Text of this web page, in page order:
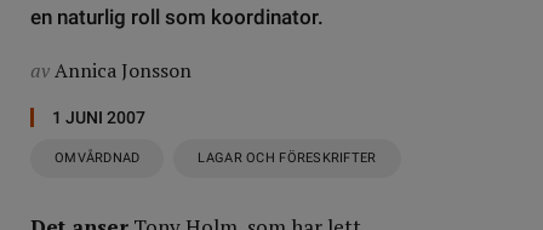
en naturlig roll som koordinator.
avAnnica Jonsson
1 JUNI 2007
OMVÅRDNAD LAGAR OCH FÖRESKRIFTER